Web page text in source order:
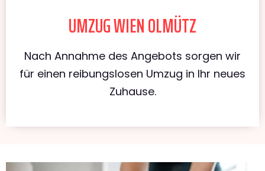
UMZUG WIEN OLMÜTZ
Nach Annahme des Angebots sorgen wir
für einen reibungslosen Umzug in Ihr neues
Zuhause.